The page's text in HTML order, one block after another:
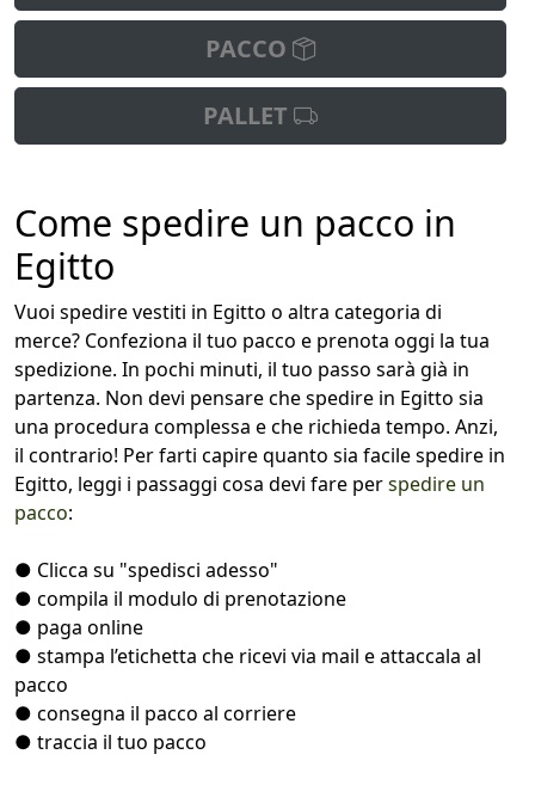
PACCO
PALLET
Come spedire un pacco in
Egitto
Vuoi spedire vestiti in Egitto o altra categoria di
merce? Confeziona il tuo pacco e prenota oggi la tua
spedizione. In pochi minuti, il tuo passo sarà già in
partenza. Non devi pensare che spedire in Egitto sia
una procedura complessa e che richieda tempo. Anzi,
il contrario! Per farti capire quanto sia facile spedire in
Egitto, leggi i passaggi cosa devi fare perspedire un
pacco:
● Clicca su "spedisci adesso"
● compila il modulo di prenotazione
● paga online
● stampa l’etichetta che ricevi via mail e attaccala al
pacco
● consegna il pacco al corriere
● traccia il tuo pacco